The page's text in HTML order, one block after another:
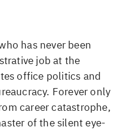
has never been
job at the
office politics and
Forever only
career catastrophe,
of the silent eye-